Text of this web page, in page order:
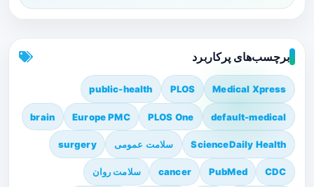
برچسب‌های پرکاربرد
Medical Xpress
PLOS
public-health
default-medical
PLOS One
Europe PMC
brain
ScienceDaily Health سلامت عمومی surgery
CDC
PubMed
cancer سلامت روان